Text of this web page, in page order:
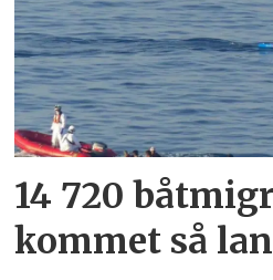
14 720
kommet så